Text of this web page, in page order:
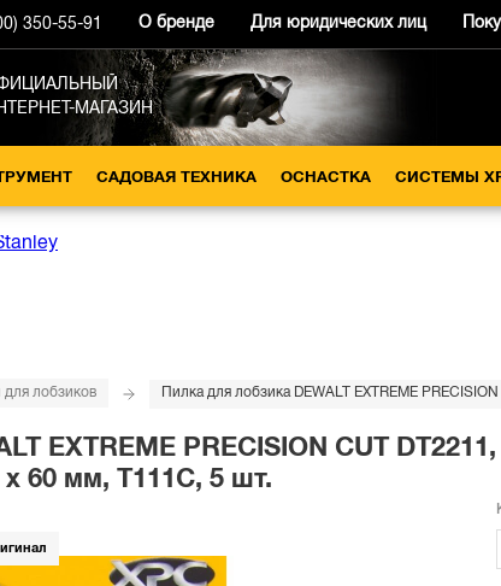
350-55-91 О бренде Для юридических лиц
МАГАЗИН
САДОВАЯ ТЕХНИКА ОСНАСТКА СИСТЕМЫ
для лобзиков
EXTREME PRECISION CUT
x 60 мм, T111C, 5 шт.